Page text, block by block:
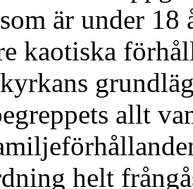
är under
kaotiska
allt
helt